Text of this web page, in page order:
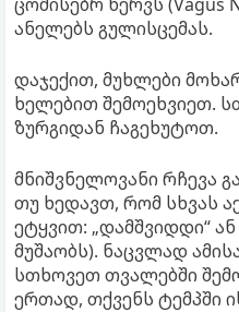
ანელებს გულისცემას.
დაჯექით, მუხლები
ხელებით შემოეხვიეთ.
ზურგიდან ჩაგეხუტოთ.
მნიშვნელოვანი რჩევა
თუ ხედავთ, რომ სხვას
ეტყვით: „დამშვიდდი“
მუშაობს). ნაცვლად
სთხოვეთ თვალებში
ერთად, თქვენს ტემპში